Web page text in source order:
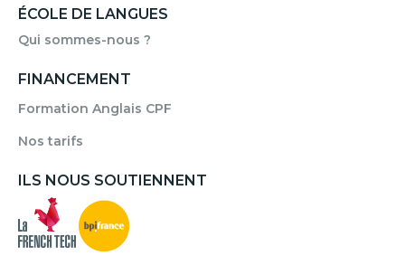
ÉCOLE DE LANGUES
Qui sommes-nous ?
FINANCEMENT
Formation Anglais CPF
Nos tarifs
ILS NOUS SOUTIENNENT